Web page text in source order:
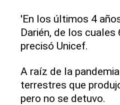
'En los últimos 4
Darién, de los
precisó Unicef.
A raíz de la
terrestres que
pero no se detuvo.